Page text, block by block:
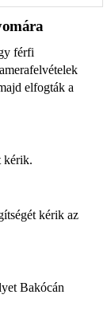
férfi
elfogták a
kérik.
kérik az
Bakócán